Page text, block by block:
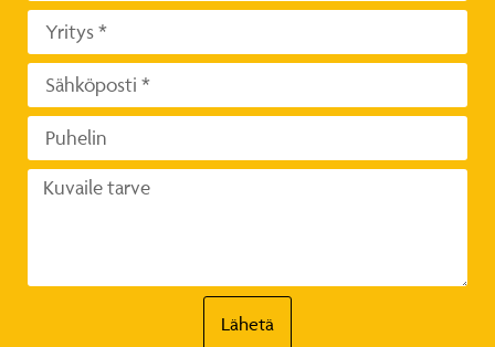
Lähetä